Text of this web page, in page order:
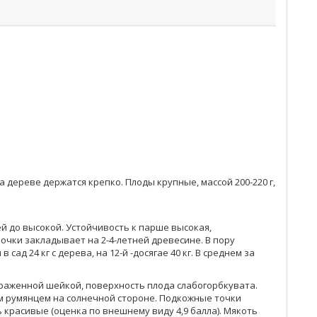
держатся крепко. Плоды крупные, массой 200-220 г,
до высокой. Устойчивость к парше высокая,
закладывает на 2-4-летней древесине. В пору
24 кг с дерева, на 12-й -досягае 40 кг. В среднем за
шейкой, поверхность плода слабогорбкувата.
румянцем на солнечной стороне. Подкожные точки
(оценка по внешнему виду 4,9 балла). Мякоть